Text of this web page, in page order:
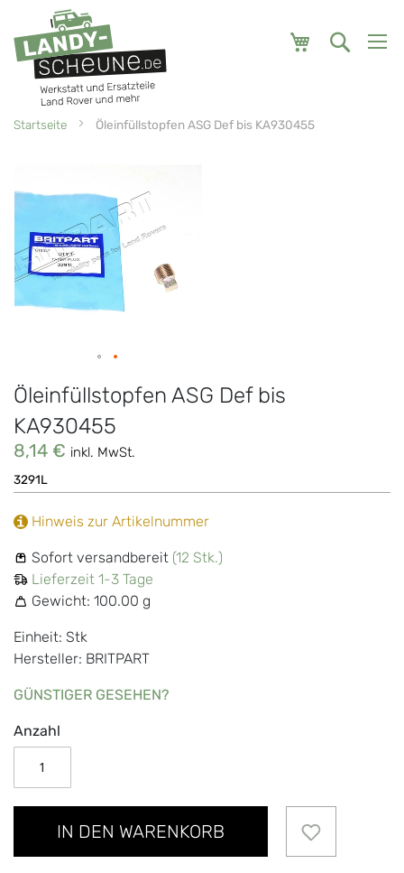
Mein
Startseite Öleinfüllstopfen ASG Def bis KA930455
Ende
Bildgalerie
springen
Öleinfüllstopfen ASG Def bis
KA930455
8,14 € inkl. MwSt.
3291L
Sofort versandbereit (12 Stk.)
Lieferzeit 1-3 Tage
Gewicht: 100.00 g
Einheit: Stk
Hersteller: BRITPART
GÜNSTIGER GESEHEN?
Hinweis zur Artikelnummer
Anzahl
IN DEN WARENKORB